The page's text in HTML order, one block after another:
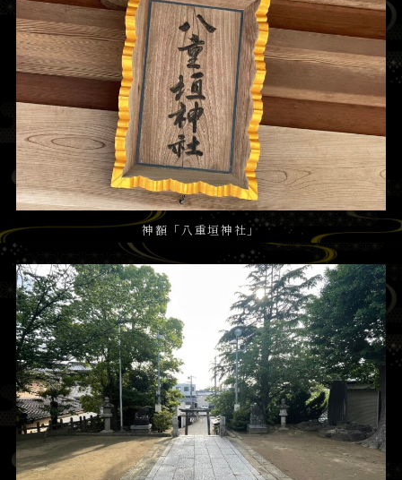
神額「八重垣神社」